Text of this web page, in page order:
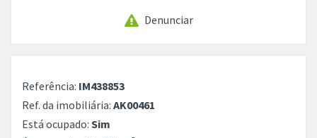
Denunciar
Referência: IM438853
Ref. da imobiliária: AK00461
Está ocupado: Sim